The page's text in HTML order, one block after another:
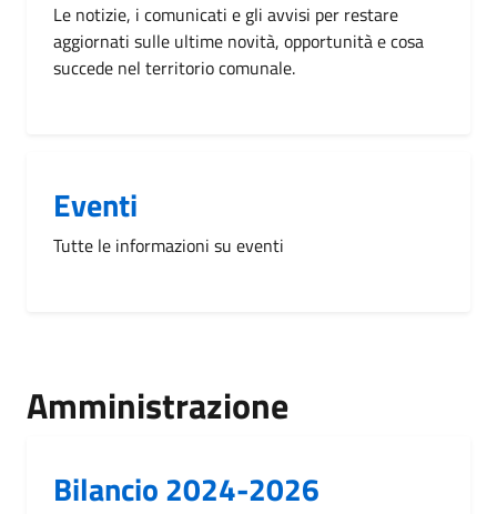
Le notizie, i comunicati e gli avvisi per restare
aggiornati sulle ultime novità, opportunità e cosa
succede nel territorio comunale.
Eventi
Tutte le informazioni su eventi
Amministrazione
Bilancio 2024-2026